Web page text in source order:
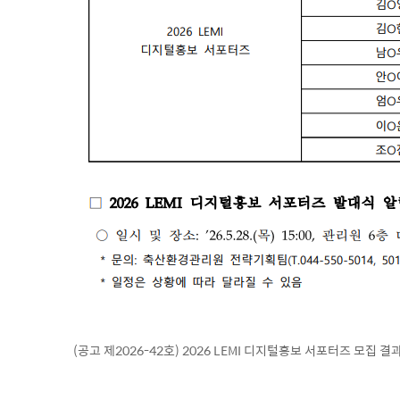
(공고 제2026-42호) 2026 LEMI 디지털홍보 서포터즈 모집 결